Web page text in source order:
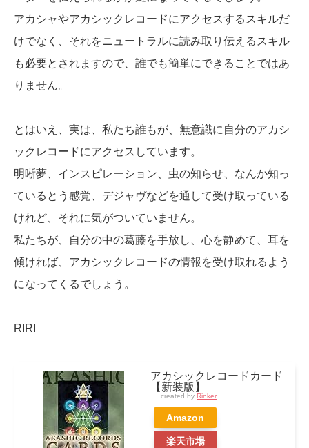
アカシャやアカシックレコードにアクセスするスキルだ
けでなく、それをニュートラルに読み取り伝えるスキル
も必要とされますので、誰でも簡単にできることではあ
りません。
とはいえ、実は、私たち誰もが、無意識に自分のアカシ
ックレコードにアクセスしています。
明晰夢、インスピレーション、虫の知らせ、なんか知っ
ているとう感覚、デジャヴなどを通して受け取っている
けれど、それに気がついていません。
私たちが、自分の中の葛藤を手放し、心を静めて、耳を
傾ければ、アカシックレコードの情報を受け取れるよう
になってくるでしょう。
RIRI
アカシックレコードカード
【新装版】
created by Rinker
Amazon
楽天市場